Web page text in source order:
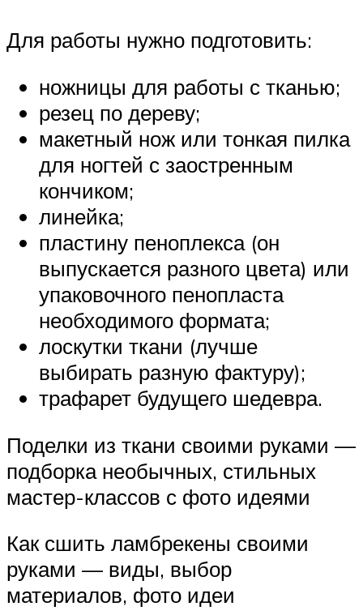
Для работы нужно подготовить:
ножницы для работы с тканью;
резец по дереву;
макетный нож или тонкая пилка
для ногтей с заостренным
кончиком;
линейка;
пластину пеноплекса (он
выпускается разного цвета) или
упаковочного пенопласта
необходимого формата;
лоскутки ткани (лучше
выбирать разную фактуру);
трафарет будущего шедевра.
Поделки из ткани своими руками —
подборка необычных, стильных
мастер-классов с фото идеями
Как сшить ламбрекены своими
руками — виды, выбор
материалов, фото идеи